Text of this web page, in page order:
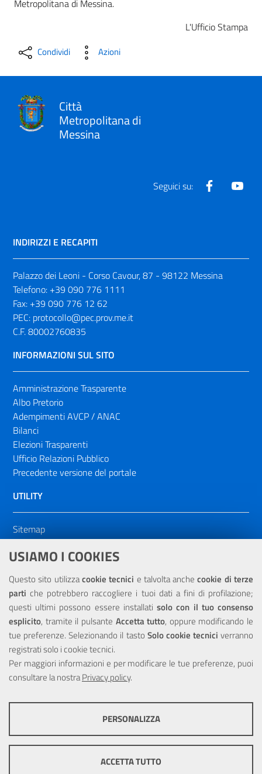
USIAMO I COOKIES
Questo sito utilizzacookie tecnici e talvolta anchecookie di terze
parti che potrebbero raccogliere i tuoi dati a fini di profilazione;
questi ultimi possono essere installatisolo con il tuo consenso
esplicito, tramite il pulsante Accetta tutto, oppure modificando le
tue preferenze. Selezionando il tasto Solo cookie tecnici verranno
registrati solo i cookie tecnici.
Per maggiori informazioni e per modificare le tue preferenze, puoi
consultare la nostraPrivacy policy.
ottimale per ogni utente. Essi non raccolgono i tuoi dati e le tue
PERSONALIZZA
ACCETTA TUTTO
Metropolitana di Messina.
L'Ufficio Stampa
Condividi Azioni
Città
Metropolitana di
Messina
Seguici su: Facebook
INDIRIZZI E RECAPITI
Palazzo dei Leoni - Corso Cavour, 87 - 98122 Messina
Telefono: +39 090 776 1111
Fax: +39 090 776 12 62
PEC: protocollo@pec.prov.me.it
C.F. 80002760835
INFORMAZIONI SUL SITO
Amministrazione Trasparente
Albo Pretorio
Adempimenti AVCP / ANAC
Bilanci
Elezioni Trasparenti
Ufficio Relazioni Pubblico
Precedente versione del portale
UTILITY
Sitemap
Dichiarazione di accessibilità
NOTE LEGALI
Privacy
Portale realizzato con la partecipazione finanziaria dell'Unione
Europea tramite i fondi del POR Sicilia 2000/2006 Misura 6.05 -